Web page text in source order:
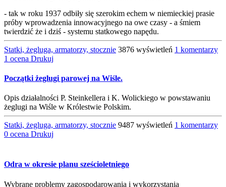
- tak w roku 1937 odbiły się szerokim echem w niemieckiej prasie
próby wprowadzenia innowacyjnego na owe czasy - a śmiem
twierdzić że i dziś - systemu statkowego napędu.
Statki, żegluga, armatorzy, stocznie 3876 wyświetleń 1 komentarzy
1 ocena Drukuj
Początki żeglugi parowej na Wiśle.
Opis działalności P. Steinkellera i K. Wolickiego w powstawaniu
żeglugi na Wiśle w Królestwie Polskim.
Statki, żegluga, armatorzy, stocznie 9487 wyświetleń 1 komentarzy
0 ocena Drukuj
Odra w okresie planu sześcioletniego
Wybrane problemy zagospodarowania i wykorzystania